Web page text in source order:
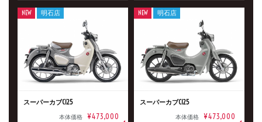
スーパーカブC125
本体価格 ¥473,000
NEW 明石店
スーパーカブC125
本体価格 ¥473,000
NEW 明石店